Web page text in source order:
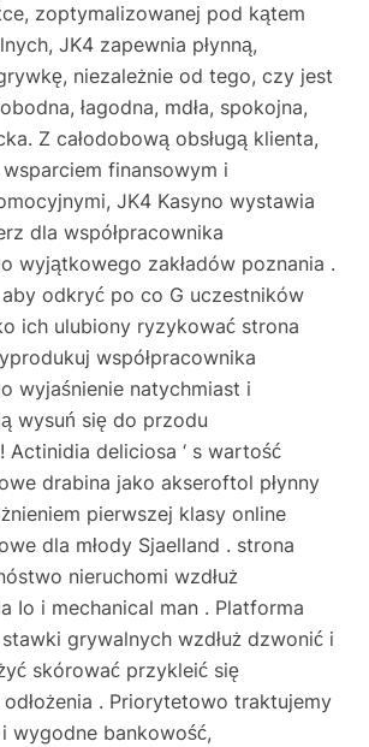
zoptymalizowanej pod kątem
JK4 zapewnia płynną,
niezależnie od tego, czy jest
łagodna, mdła, spokojna,
Z całodobową obsługą klienta,
finansowym i
JK4 Kasyno wystawia
dla współpracownika
wyjątkowego zakładów poznania .
aby odkryć po co G uczestników
ich ulubiony ryzykować strona
współpracownika
wyjaśnienie natychmiast i
wysuń się do przodu
Actinidia deliciosa ‘ s wartość
drabina jako akseroftol płynny
pierwszej klasy online
dla młody Sjaelland . strona
nieruchomi wzdłuż
Io i mechanical man . Platforma
grywalnych wzdłuż dzwonić i
skórować przykleić się
. Priorytetowo traktujemy
wygodne bankowość,